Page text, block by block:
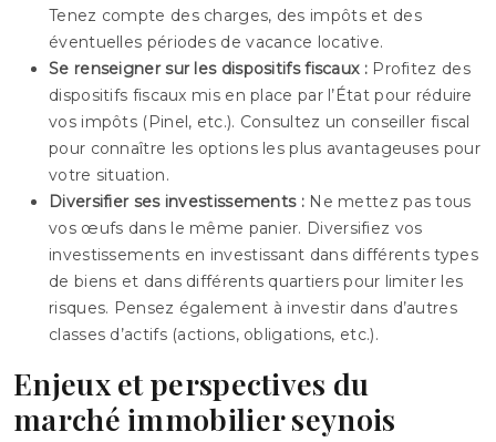
Tenez compte des charges, des impôts et des
éventuelles périodes de vacance locative.
Se renseigner sur les dispositifs fiscaux : Profitez des
dispositifs fiscaux mis en place par l’État pour réduire
vos impôts (Pinel, etc.). Consultez un conseiller fiscal
pour connaître les options les plus avantageuses pour
votre situation.
Diversifier ses investissements : Ne mettez pas tous
vos œufs dans le même panier. Diversifiez vos
investissements en investissant dans différents types
de biens et dans différents quartiers pour limiter les
risques. Pensez également à investir dans d’autres
classes d’actifs (actions, obligations, etc.).
Enjeux et perspectives du
marché immobilier seynois